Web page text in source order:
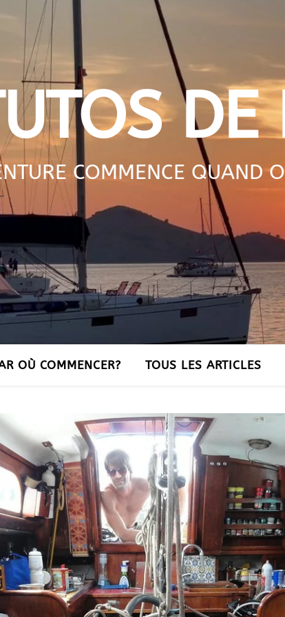
COMMENCE QUAND
OÙ COMMENCER? TOUS LES ARTICLES